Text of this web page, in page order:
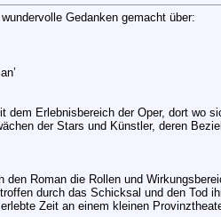
Gedanken gemacht über:
dem Erlebnisbereich der Oper, dort wo
der Stars und Künstler, deren
den Roman die Rollen und
durch das Schicksal und den
Zeit an einem kleinen